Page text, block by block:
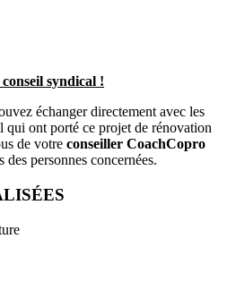
syndical !
échanger directement avec les
qui ont porté ce projet de rénovation
de votre conseiller CoachCopro
personnes concernées.